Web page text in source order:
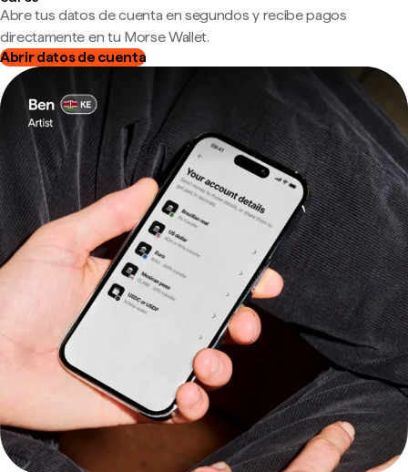
Abre tus datos de cuenta en segundos y recibe pagos
directamente en tu Morse Wallet.
Abrir datos de cuenta